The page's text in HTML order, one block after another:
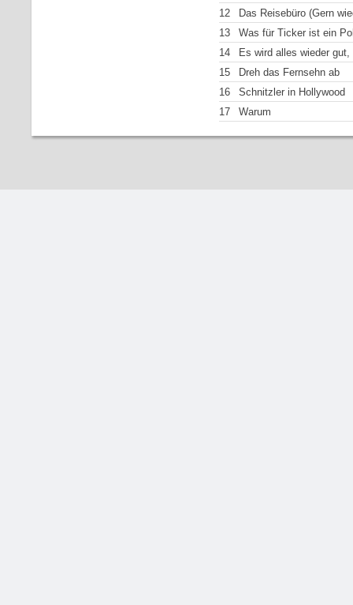
12
Das Reisebüro (Gern
13
Was für Ticker ist ein
14
Es wird alles wieder
15
Dreh das Fernsehn ab
16
Schnitzler in Hollywood
17
Warum